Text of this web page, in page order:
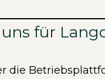
für
die